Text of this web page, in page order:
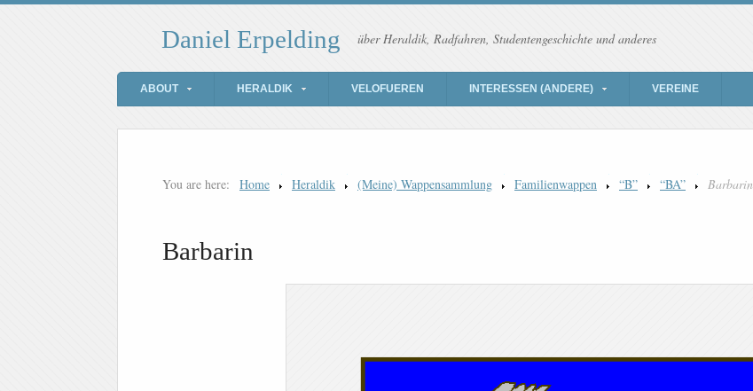
Daniel Erpelding über Heraldik, Radfahren, Studentengeschichte und anderes
ABOUT HERALDIK VELOFUEREN INTERESSEN (ANDERE) VEREINE
You are here: Home Heraldik (Meine) Wappensammlung Familienwappen “B” “BA” Barbarin
Barbarin